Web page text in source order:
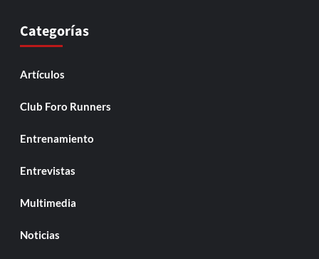
Categorías
Artículos
Club Foro Runners
Entrenamiento
Entrevistas
Multimedia
Noticias